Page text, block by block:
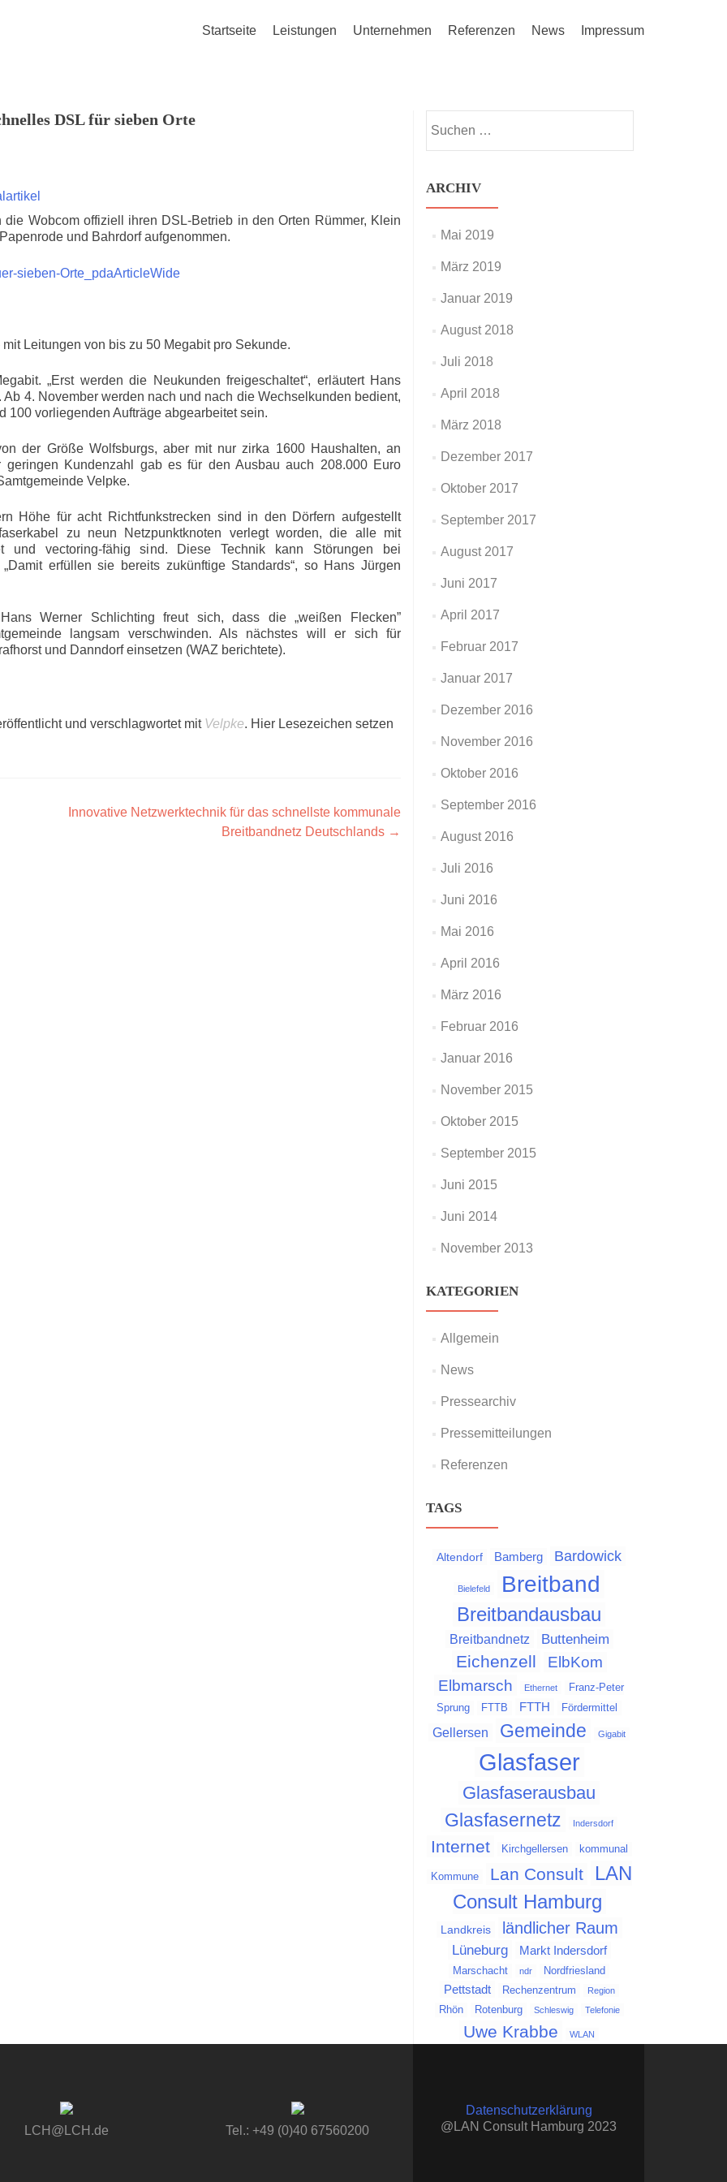
Startseite Leistungen Unternehmen Referenzen News Impressum
DSL für sieben Orte
Wobcom offiziell ihren DSL-Betrieb in den Orten Rümmer, Klein
und Bahrdorf aufgenommen.
Leitungen von bis zu 50 Megabit pro Sekunde.
„Erst werden die Neukunden freigeschaltet“, erläutert Hans
4. November werden nach und nach die Wechselkunden bedient,
100 vorliegenden Aufträge abgearbeitet sein.
der Größe Wolfsburgs, aber mit nur zirka 1600 Haushalten, an
Kundenzahl gab es für den Ausbau auch 208.000 Euro
Velpke.
Höhe für acht Richtfunkstrecken sind in den Dörfern aufgestellt
zu neun Netzpunktknoten verlegt worden, die alle mit
und vectoring-fähig sind. Diese Technik kann Störungen bei
erfüllen sie bereits zukünftige Standards“, so Hans Jürgen
Werner Schlichting freut sich, dass die „weißen Flecken”
langsam verschwinden. Als nächstes will er sich für
und Danndorf einsetzen (WAZ berichtete).
und verschlagwortet mit Velpke. Hier Lesezeichen setzen
Innovative Netzwerktechnik für das schnellste kommunale
Breitbandnetz Deutschlands →
nach:
ARCHIV
Mai 2019
März 2019
Januar 2019
August 2018
Juli 2018
April 2018
März 2018
Dezember 2017
Oktober 2017
September 2017
August 2017
Juni 2017
April 2017
Februar 2017
Januar 2017
Dezember 2016
November 2016
Oktober 2016
September 2016
August 2016
Juli 2016
Juni 2016
Mai 2016
April 2016
März 2016
Februar 2016
Januar 2016
November 2015
Oktober 2015
September 2015
Juni 2015
Juni 2014
November 2013
KATEGORIEN
Allgemein
News
Pressearchiv
Pressemitteilungen
Referenzen
TAGS
Altendorf Bamberg Bardowick
Bielefeld Breitband
Breitbandausbau
Breitbandnetz Buttenheim
Eichenzell ElbKom
Elbmarsch Ethernet
Franz-Peter
Sprung
FTTB FTTH Fördermittel
Gellersen Gemeinde Gigabit
Glasfaser
Glasfaserausbau
Glasfasernetz Indersdorf
Internet Kirchgellersen kommunal
Kommune Lan Consult
LAN
Consult Hamburg
Landkreis ländlicher Raum
Lüneburg Markt Indersdorf
Marschacht ndr Nordfriesland
Pettstadt Rechenzentrum Region
Rhön Rotenburg Schleswig Telefonie
Uwe Krabbe WLAN
LCH@LCH.de Tel.: +49 (0)40 67560200
Datenschutzerklärung
@LAN Consult Hamburg 2023